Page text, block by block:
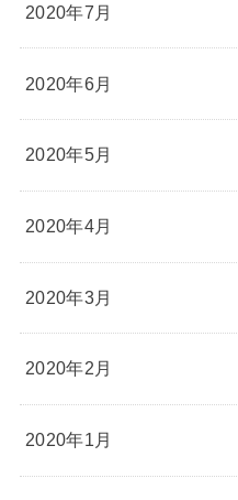
2020年7月
2020年6月
2020年5月
2020年4月
2020年3月
2020年2月
2020年1月